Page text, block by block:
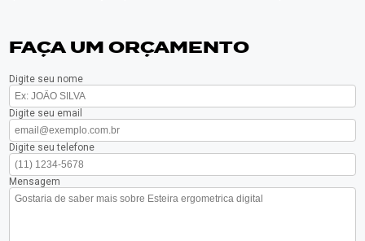
FAÇA UM ORÇAMENTO
Digite seu nome
Digite seu email
Digite seu telefone
Mensagem